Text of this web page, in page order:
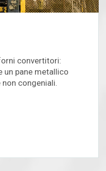
convertitori:
un pane metallico
congeniali.